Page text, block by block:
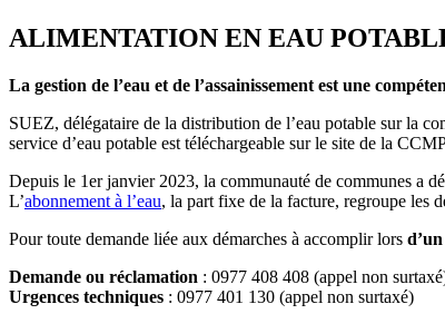
ALIMENTATION EN EAU
La gestion de l’eau et de l’assainissement est une
SUEZ, délégataire de la distribution de l’eau potable sur la
service d’eau potable est téléchargeable sur le site de la
Depuis le 1er janvier 2023, la communauté de communes a
L’abonnement à l’eau, la part fixe de la facture, regroupe les
Pour toute demande liée aux démarches à accomplir lors
Demande ou réclamation : 0977 408 408 (appel non
Urgences techniques : 0977 401 130 (appel non surtaxé)